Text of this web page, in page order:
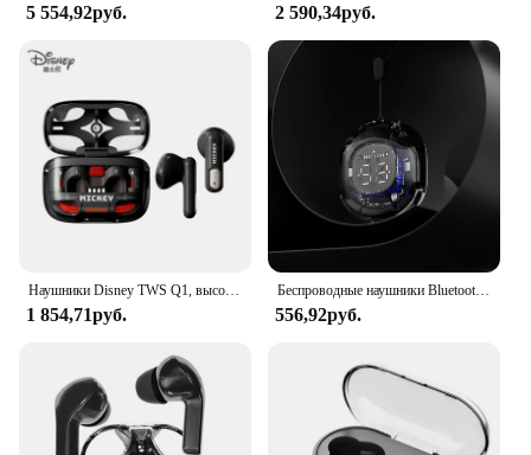
5 554,92руб. 2 590,34руб.
1 854,71руб.
Беспроводные наушники Bluetooth наушники с прозрачным цифровым дисплеем TWS Mecha Style для спортивных наушников Acefast T8
556,92руб.